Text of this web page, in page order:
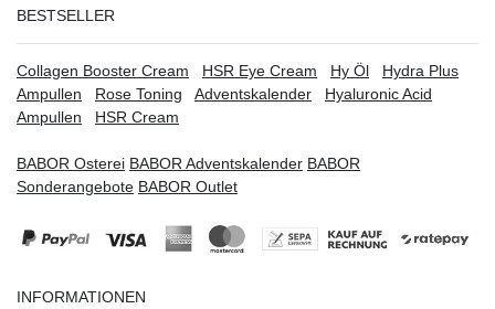
BESTSELLER
Collagen Booster Cream HSR Eye Cream Hy Öl
Hydra Plus
Ampullen
Rose Toning Adventskalender
Hyaluronic Acid
Ampullen
HSR Cream
BABOR Osterei BABOR Adventskalender BABOR
Sonderangebote BABOR Outlet
INFORMATIONEN